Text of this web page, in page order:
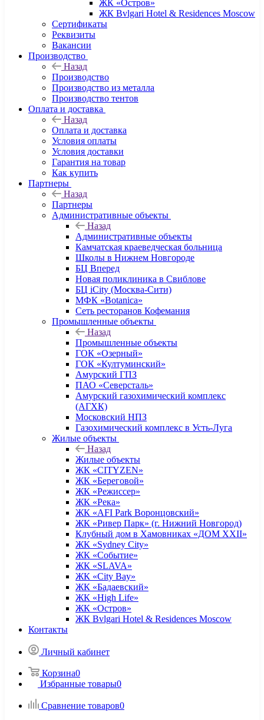
ЖК «Остров»
ЖК Bvlgari Hotel & Residences Moscow
Сертификаты
Реквизиты
Вакансии
Производство
Назад
Производство
Производство из металла
Производство тентов
Оплата и доставка
Назад
Оплата и доставка
Условия оплаты
Условия доставки
Гарантия на товар
Как купить
Партнеры
Назад
Партнеры
Административные объекты
Назад
Административные объекты
Камчатская краеведческая больница
Школы в Нижнем Новгороде
БЦ Вперед
Новая поликлиника в Свиблове
БЦ iCity (Москва-Сити)
МФК «Botanica»
Сеть ресторанов Кофемания
Промышленные объекты
Назад
Промышленные объекты
ГОК «Озерный»
ГОК «Култуминский»
Амурский ГПЗ
ПАО «Северсталь»
Амурский газохимический комплекс
(АГХК)
Московский НПЗ
Газохимический комплекс в Усть-Луга
Жилые объекты
Назад
Жилые объекты
ЖК «CITYZEN»
ЖК «Береговой»
ЖК «Режиссер»
ЖК «Река»
ЖК «AFI Park Воронцовский»
ЖК «Ривер Парк» (г. Нижний Новгород)
Клубный дом в Хамовниках «ДОМ XXII»
ЖК «Sydney City»
ЖК «Событие»
ЖК «SLAVA»
ЖК «City Bay»
ЖК «Бадаевский»
ЖК «High Life»
ЖК «Остров»
ЖК Bvlgari Hotel & Residences Moscow
Контакты
Личный кабинет
Корзина0
Избранные товары0
Сравнение товаров0